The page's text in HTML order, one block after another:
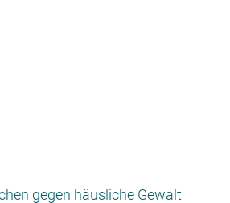
gegen häusliche Gewalt